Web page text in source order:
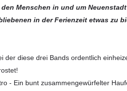
Menschen in und um
in der Ferienzeit etwas zu
der diese drei Bands ordentlich
- Ein bunt zusammengewürfelter